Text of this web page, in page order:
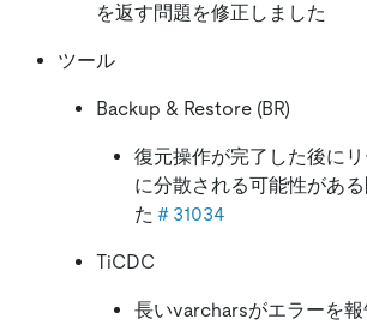
を返す問題を修正しました
ツール
Backup & Restore (BR)
復元操作が完了した後に
に分散される可能性があ
た ＃31034
TiCDC
長いvarcharsがエラーを